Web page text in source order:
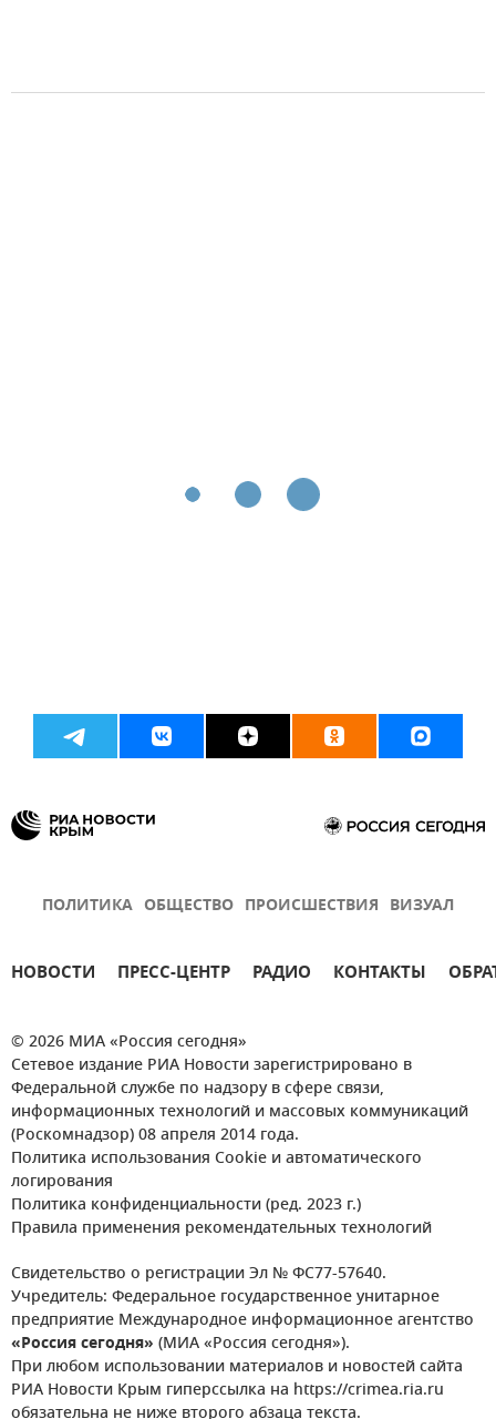
ПОЛИТИКА ОБЩЕСТВО ПРОИСШЕСТВИЯ ВИЗУАЛ
НОВОСТИ ПРЕСС-ЦЕНТР РАДИО КОНТАКТЫ
© 2026 МИА «Россия сегодня»
Сетевое издание РИА Новости зарегистрировано в
Федеральной службе по надзору в сфере связи,
информационных технологий и массовых коммуникаций
(Роскомнадзор) 08 апреля 2014 года.
Политика использования Cookie и автоматического
логирования
Политика конфиденциальности (ред. 2023 г.)
Правила применения рекомендательных технологий
Свидетельство о регистрации Эл № ФС77-57640.
Учредитель: Федеральное государственное унитарное
предприятие Международное информационное агентство
«Россия сегодня» (МИА «Россия сегодня»).
При любом использовании материалов и новостей сайта
РИА Новости Крым гиперссылка на https://crimea.ria.ru
обязательна не ниже второго абзаца текста.